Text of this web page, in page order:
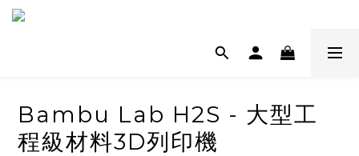
Bambu Lab H2S - 大型工
程級材料3D列印機